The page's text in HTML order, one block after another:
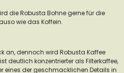
die Robusta Bohne gerne für die
wie das Koffein.
an, dennoch wird Robusta Kaffee
deutlich konzentrierter als Filterkaffee,
eines der geschmacklichen Details in